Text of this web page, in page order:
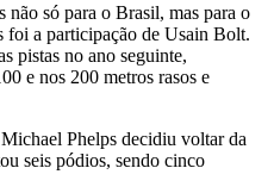
não só para o Brasil, mas para o
foi a participação de Usain Bolt.
pistas no ano seguinte,
e nos 200 metros rasos e
Phelps decidiu voltar da
seis pódios, sendo cinco